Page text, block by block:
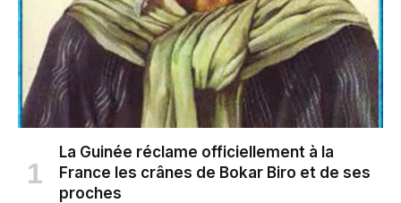
La Guinée réclame officiellement à la
France les crânes de Bokar Biro et de ses
proches